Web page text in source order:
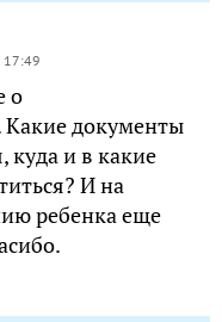
17:49
о
Какие документы
куда и в какие
И на
ребенка еще